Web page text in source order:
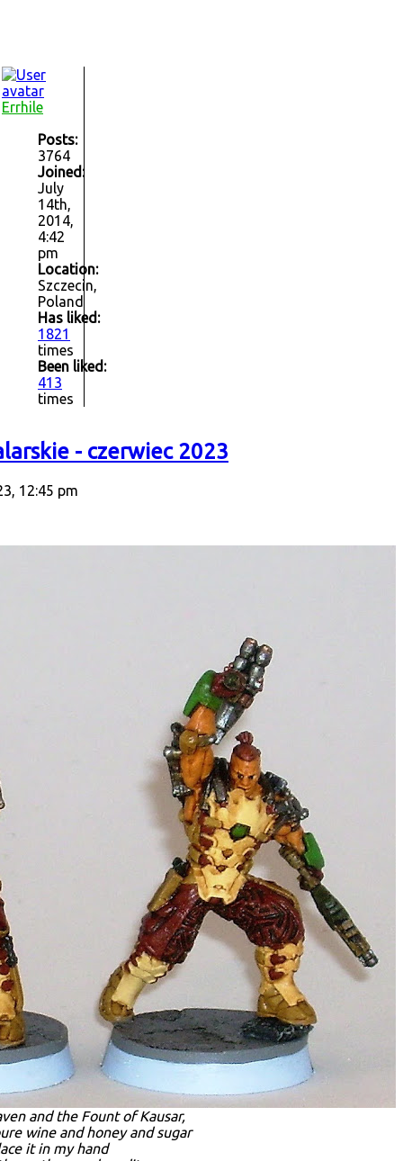
Errhile
Posts:
3764
Joined:
July
14th,
2014,
4:42
pm
Location:
Szczecin,
Poland
Has liked:
1821
times
Been liked:
413
times
- czerwiec 2023
12:45 pm
and the Fount of Kausar,
wine and honey and sugar
it in my hand